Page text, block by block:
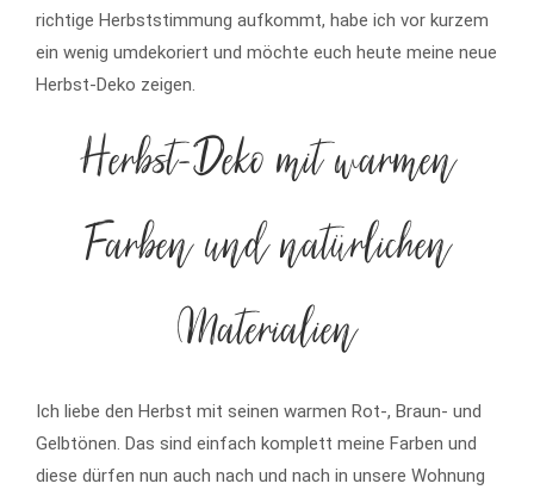
richtige Herbststimmung aufkommt, habe ich vor kurzem
ein wenig umdekoriert und möchte euch heute meine neue
Herbst-Deko zeigen.
Herbst-Deko mit warmen
Farben und natürlichen
Materialien
Ich liebe den Herbst mit seinen warmen Rot-, Braun- und
Gelbtönen. Das sind einfach komplett meine Farben und
diese dürfen nun auch nach und nach in unsere Wohnung